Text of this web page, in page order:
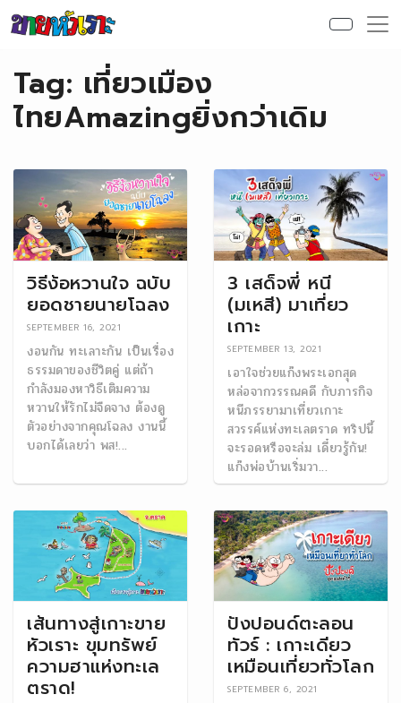
Skip to content
Tag: เที่ยวเมือง
ไทยAmazingยิ่งกว่าเดิม
วิธีง้อหวานใจ ฉบับ
ยอดชายนายโฉลง
SEPTEMBER 16, 2021
งอนกัน ทะเลาะกัน เป็นเรื่อง
ธรรมดาของชีวิตคู่ แต่ถ้า
กำลังมองหาวิธีเติมความ
หวานให้รักไม่จืดจาง ต้องดู
ตัวอย่างจากคุณโฉลง งานนี้
บอกได้เลยว่า พส!...
3 เสด็จพี่ หนี
(มเหสี) มาเที่ยว
เกาะ
SEPTEMBER 13, 2021
เอาใจช่วยแก๊งพระเอกสุด
หล่อจากวรรณคดี กับภารกิจ
หนีภรรยามาเที่ยวเกาะ
สวรรค์แห่งทะเลตราด ทริปนี้
จะรอดหรือจะล่ม เดี๋ยวรู้กัน!
แก๊งพ่อบ้านเริ่มวา...
เส้นทางสู่เกาะขาย
หัวเราะ ขุมทรัพย์
ความฮาแห่งทะเล
ตราด!
ปังปอนด์ตะลอน
ทัวร์ : เกาะเดียว
เหมือนเที่ยวทั่วโลก
SEPTEMBER 6, 2021